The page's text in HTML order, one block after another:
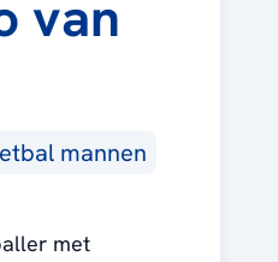
van
mannen
met